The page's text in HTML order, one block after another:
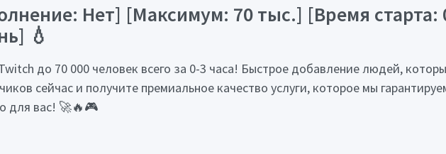
Нет] [Максимум: 70 тыс.] [Время старта:
💧
до 70 000 человек всего за 0-3 часа! Быстрое добавление людей,
сейчас и получите премиальное качество услуги, которое мы
для вас! 🚀🔥🎮